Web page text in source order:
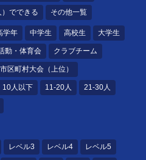
でできる その他一覧
学年 中学生 高校生 大学生
動・体育会 クラブチーム
市区町村大会（上位）
10人以下 11-20人 21-30人
レベル3 レベル4 レベル5